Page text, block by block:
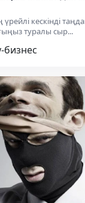
кескінді
туралы сыр...